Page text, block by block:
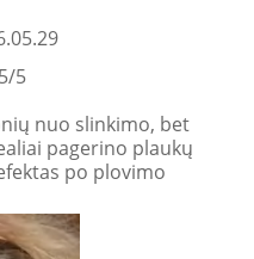
5/5
nuo slinkimo, bet
pagerino plaukų
po plovimo